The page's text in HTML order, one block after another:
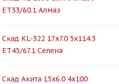
ET33/60.1 Алмаз
Скад KL-322 17x7.0 5x114.3
ET45/67.1 Селена
Скад Акита 15x6.0 4x100